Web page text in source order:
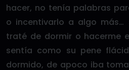
hacer, no tenía palabras
o incentivarlo a algo
traté de dormir o hacerme
sentía como su pene
dormido, de apoco iba